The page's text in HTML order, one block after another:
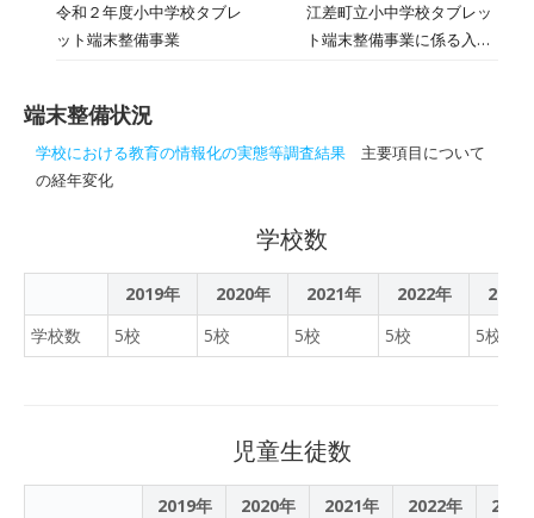
書受付終了】
ーザルに関する情報が掲載
されています。
令和２年度小中学校タブレ
ット端末整備事業
江差町立小中学校タブレッ
ト端末整備事業に係る入札
端末整備状況
学校における教育の情報化の実態等調査結果 主要項目について
の経年変化
学校数
2019年 2020年 2021年 2022年
2023
学校数
5校 5校 5校 5校 5校
児童生徒数
2019年 2020年 2021年 2022年
2023